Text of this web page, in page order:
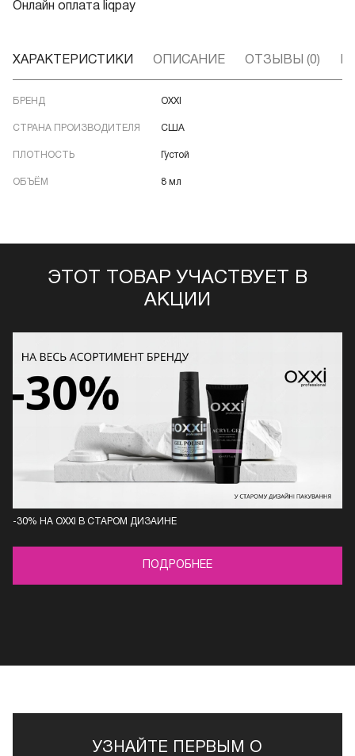
Онлайн оплата liqpay
ХАРАКТЕРИСТИКИ ОПИСАНИЕ ОТЗЫВЫ (0)
БРЕНД OXXI
СТРАНА ПРОИЗВОДИТЕЛЯ США
ПЛОТНОСТЬ Густой
ОБЪЁМ 8 мл
ЭТОТ ТОВАР УЧАСТВУЕТ В
АКЦИИ
-30% НА OXXI В СТАРОМ ДИЗАЙНЕ
ПОДРОБНЕЕ
УЗНАЙТЕ ПЕРВЫМ О